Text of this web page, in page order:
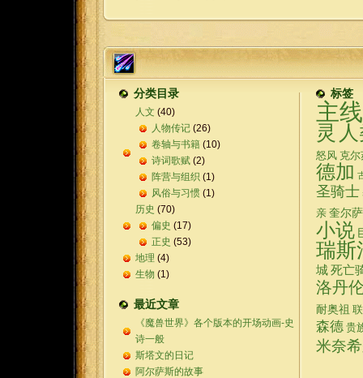
分类目录
人文 (40)
人物传记 (26)
卷轴与书籍 (10)
诗词歌赋 (2)
阵营与组织 (1)
风俗与习惯 (1)
历史 (70)
偏史 (17)
正史 (53)
地理 (4)
生物 (1)
最近文章
《魔兽世界》各个版本的开场动画-史
诗一般
斯塔文的日记
阿尔萨斯的故事
标签
主
灵
怒风 克
德加
圣骑士
亲 奎尔
小说
瑞斯
城死亡
洛丹
耐奥祖
森德 贵
米奈